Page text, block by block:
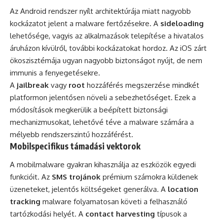
Az Android rendszer nyílt architektúrája miatt nagyobb
kockázatot jelent a malware fertőzésekre. A sideloading
lehetősége, vagyis az alkalmazások telepítése a hivatalos
áruházon kívülről, további kockázatokat hordoz. Az iOS zárt
ökoszisztémája ugyan nagyobb biztonságot nyújt, de nem
immunis a fenyegetésekre.
A jailbreak vagy root hozzáférés megszerzése mindkét
platformon jelentősen növeli a sebezhetőséget. Ezek a
módosítások megkerülik a beépített biztonsági
mechanizmusokat, lehetővé téve a malware számára a
mélyebb rendszerszintű hozzáférést.
Mobilspecifikus támadási vektorok
A mobilmalware gyakran kihasználja az eszközök egyedi
funkcióit. Az SMS trojánok prémium számokra küldenek
üzeneteket, jelentős költségeket generálva. A location
tracking malware folyamatosan követi a felhasználó
tartózkodási helyét. A contact harvesting típusok a